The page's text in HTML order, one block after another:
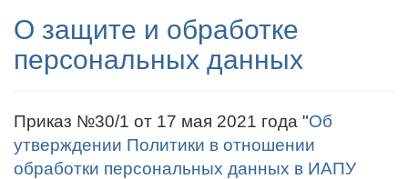
О защите и обработке
персональных данных
Приказ №30/1 от 17 мая 2021 года "Об
утверждении Политики в отношении
обработки персональных данных в ИАПУ